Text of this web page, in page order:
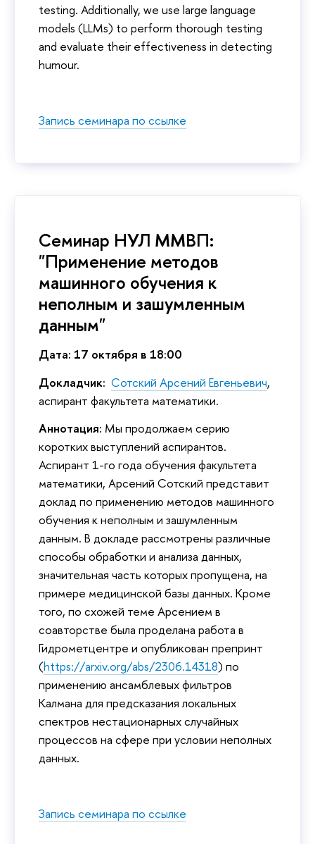
testing. Additionally, we use large language
models (LLMs) to perform thorough testing
and evaluate their effectiveness in detecting
humour.
Запись семинара по ссылке
Семинар НУЛ ММВП:
"Применение методов
машинного обучения к
неполным и зашумленным
данным"
Дата: 17 октября в 18:00
Докладчик: Сотский Арсений Евгеньевич,
аспирант факультета математики.
Аннотация: Мы продолжаем серию
коротких выступлений аспирантов.
Аспирант 1-го года обучения факультета
математики, Арсений Сотский представит
доклад по применению методов машинного
обучения к неполным и зашумленным
данным. В докладе рассмотрены различные
способы обработки и анализа данных,
значительная часть которых пропущена, на
примере медицинской базы данных. Кроме
того, по схожей теме Арсением в
соавторстве была проделана работа в
Гидрометцентре и опубликован препринт
(https://arxiv.org/abs/2306.14318) по
применению ансамблевых фильтров
Калмана для предсказания локальных
спектров нестационарных случайных
процессов на сфере при условии неполных
данных.
Запись семинара по ссылке